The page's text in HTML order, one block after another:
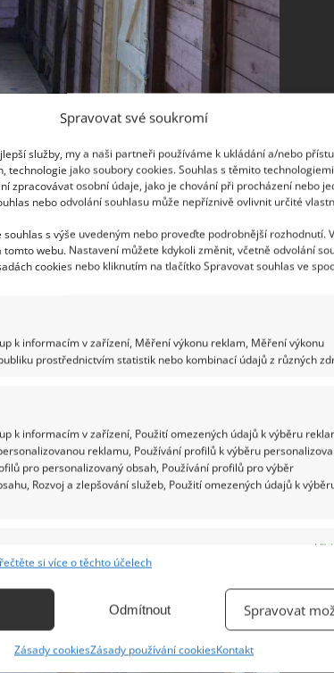
Spravovat své soukromí
služby, my a naši partneři používáme k ukládání a/nebo
technologie jako soubory cookies. Souhlas s těmito
zpracovávat osobní údaje, jako je chování při procházení nebo
nebo odvolání souhlasu může nepříznivě ovlivnit určité
s výše uvedeným nebo proveďte podrobnější rozhodnutí.
tomto webu. Nastavení můžete kdykoli změnit, včetně odvolání
cookies nebo kliknutím na tlačítko Spravovat souhlas ve
k informacím v zařízení, Měření výkonu reklam, Měření výkonu
prostřednictvím statistik nebo kombinací údajů z různých
k informacím v zařízení, Použití omezených údajů k výběru
reklamu, Používání profilů k výběru
pro personalizovaný obsah, Používání profilů pro výběr
Rozvoj a zlepšování služeb, Použití omezených údajů k
základě automaticky přenášených informací.
informací.
si více o těchto účelech
Odmítnout Spravovat
Zásady cookiesZásady používání cookiesKontakt
slibně. Měl sice docela robustní
zela obrovská díra, kterou bylo
měl, bylo vytvořit z tohoto
požadavkům moderního člověka.
aby bylo zřejmé, že to není jen tak